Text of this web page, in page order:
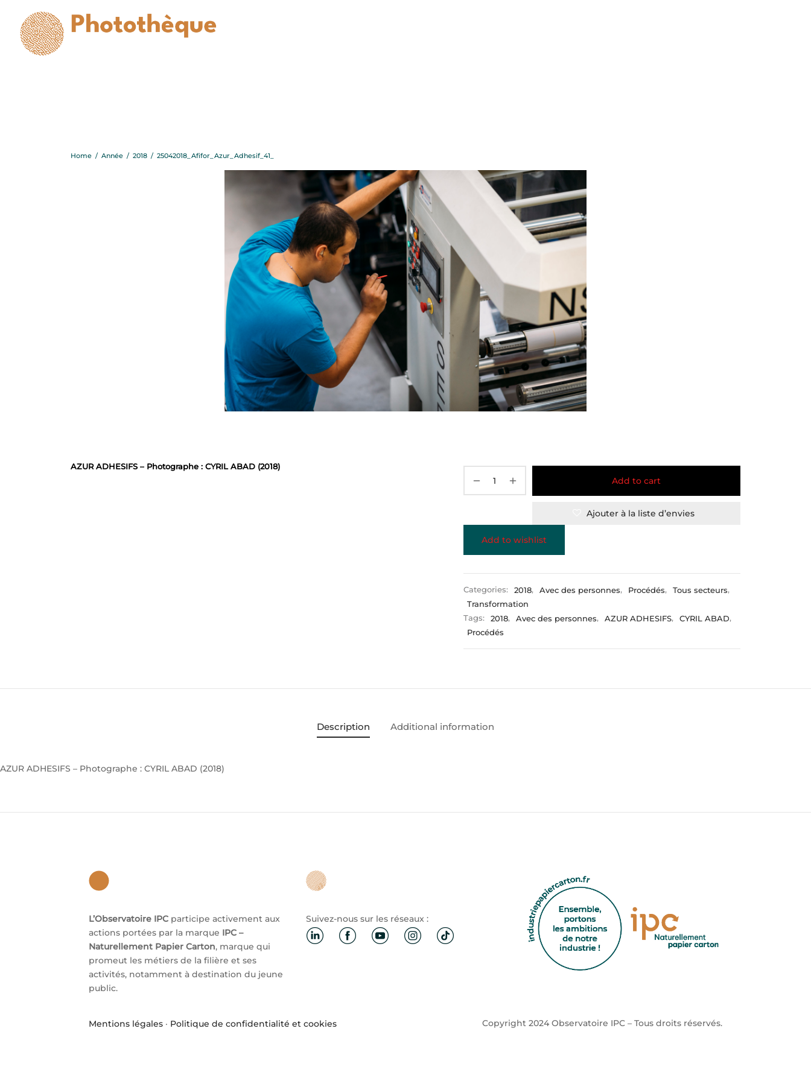
Home / Année / 2018 / 25042018_Afifor_Azur_Adhesif_41_
AZUR ADHESIFS – Photographe : CYRIL ABAD (2018)
Add to cart
Ajouter à la liste d’envies
Add to wishlist
Categories: 2018, Avec des personnes, Procédés, Tous secteurs,
Transformation
Tags:
2018, Avec des personnes, AZUR ADHESIFS, CYRIL ABAD,
Procédés
Description Additional information
AZUR ADHESIFS – Photographe : CYRIL ABAD (2018)
L’Observatoire IPC participe activement aux
actions portées par la marque IPC –
Naturellement Papier Carton, marque qui
promeut les métiers de la filière et ses
activités, notamment à destination du jeune
public.
Suivez-nous sur les réseaux :
Mentions légales · Politique de confidentialité et cookies Copyright 2024 Observatoire IPC – Tous droits réservés.